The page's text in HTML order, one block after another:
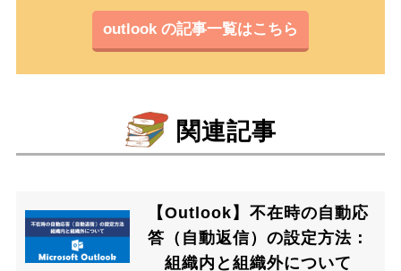
outlook の記事一覧はこちら
関連記事
【Outlook】不在時の自動応
答（自動返信）の設定方法：
組織内と組織外について